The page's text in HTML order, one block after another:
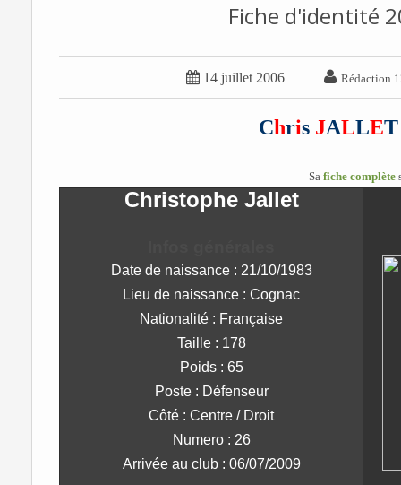
Fiche d'identité
 14 juillet 2006  Rédaction
Chris JALLET
Sa fiche complète
Christophe Jallet
Date de naissance : 21/10/1983
Lieu de naissance : Cognac
Nationalité : Française
Taille : 178
Poids : 65
Poste : Défenseur
Côté : Centre / Droit
Numero : 26
Arrivée au club : 06/07/2009